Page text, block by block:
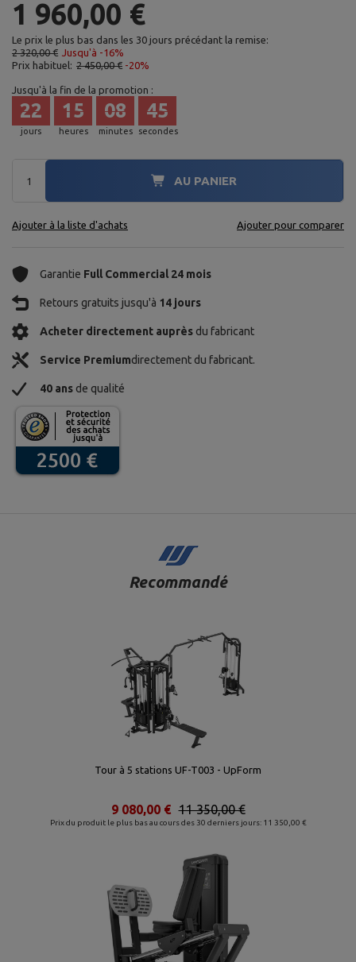
1 960,00 €
Le prix le plus bas dans les 30 jours précédant la remise:
2 320,00 € Jusqu'à -16%
Prix habituel: 2 450,00 € -20%
Jusqu'à la fin de la promotion :
jours
22
heures
15
minutes
08
secondes
43
AU PANIER
Ajouter à la liste d'achats Ajouter pour comparer
Garantie Full Commercial 24 mois
Retours gratuits jusqu'à 14 jours
Acheter directement auprès du fabricant
Service Premiumdirectement du fabricant.
40 ans de qualité
Recommandé
Tour à 5 stations UF-T003 - UpForm
Prix du produit le plus bas au cours des 30 derniers jours: 11 350,00 €
11 350,00 €
9 080,00 €